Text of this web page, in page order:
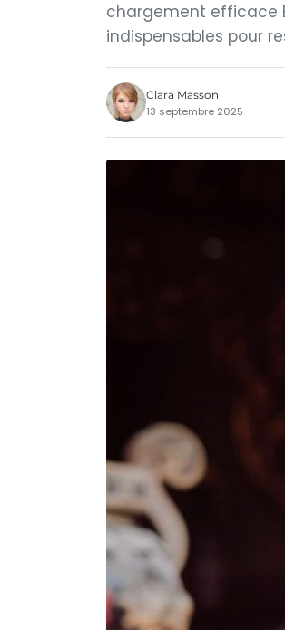
chargement efficace
indispensables pour
Clara Masson
13 septembre 2025